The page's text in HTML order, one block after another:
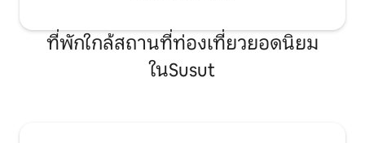
ที่พักใกล้สถานที่ท่องเที่ยวยอดนิยม
ในSusut